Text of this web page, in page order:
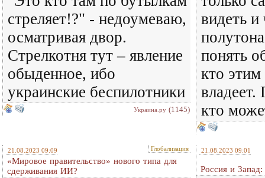
стреляет!?" - недоумеваю,
осматривая двор.
Стрелкотня тут – явление
обыденное, ибо
украинские беспилотники
Украина.ру (1145)
видеть и
понять
кто этим
кто
21.08.2023 09:09 Глобализация
«Мировое правительство» нового типа для
сдерживания ИИ?
21.08.2023 09:01
Россия и